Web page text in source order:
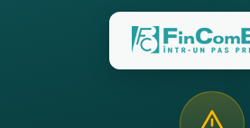
a obţine tarifele actualizate Vă puteţi
https://fincombank.com/ro/informatia-
pe viitor într-o colaborare mai fructuoasă!